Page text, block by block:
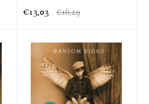
€13,03 €16,29